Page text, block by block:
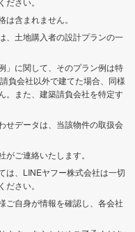
は含まれません。
、土地購入者の設計プランの一
」に関して、そのプラン例は特
負会社以外で建てた場合、同様
。また、建築請負会社を特定す
せデータは、当該物件の取扱会
ご連絡いたします。
は、LINEヤフー株式会社は一切
さい。
ご自身が情報を確認し、各会社